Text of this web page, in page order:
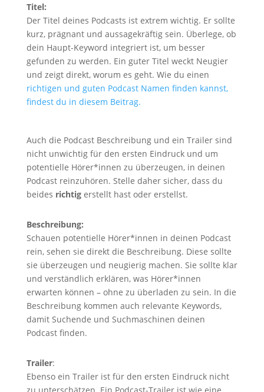
Titel:
Der Titel deines Podcasts ist extrem wichtig. Er sollte
kurz, prägnant und aussagekräftig sein. Überlege, ob
dein Haupt-Keyword integriert ist, um besser
gefunden zu werden. Ein guter Titel weckt Neugier
und zeigt direkt, worum es geht. Wie du einen
richtigen und guten Podcast Namen finden kannst,
findest du in diesem Beitrag.
Auch die Podcast Beschreibung und ein Trailer sind
nicht unwichtig für den ersten Eindruck und um
potentielle Hörer*innen zu überzeugen, in deinen
Podcast reinzuhören. Stelle daher sicher, dass du
beides richtigerstellt hast oder erstellst.
Beschreibung:
Schauen potentielle Hörer*innen in deinen Podcast
rein, sehen sie direkt die Beschreibung. Diese sollte
sie überzeugen und neugierig machen. Sie sollte klar
und verständlich erklären, was Hörer*innen
erwarten können – ohne zu überladen zu sein. In die
Beschreibung kommen auch relevante Keywords,
damit Suchende und Suchmaschinen deinen
Podcast finden.
Trailer:
Ebenso ein Trailer ist für den ersten Eindruck nicht